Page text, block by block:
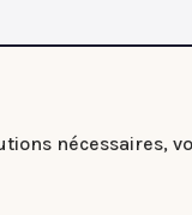
nécessaires,